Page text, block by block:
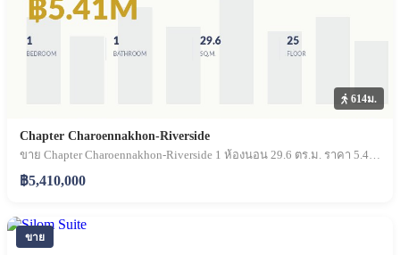
614ม.
Chapter Charoennakhon-Riverside
฿5,410,000
ขาย